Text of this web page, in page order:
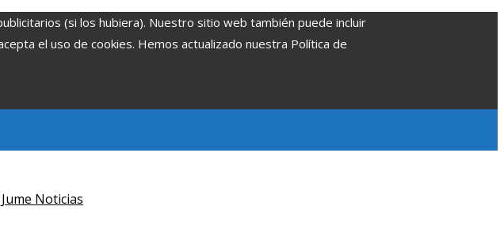
(si los hubiera). Nuestro sitio web también puede incluir
el uso de cookies. Hemos actualizado nuestra Política de
Noticias